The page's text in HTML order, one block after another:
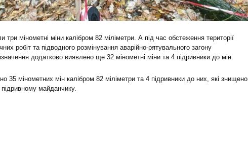
три мінометні міни калібром 82 міліметри. А під час обстеження території
робіт та підводного розмінування аварійно-рятувального загону
додатково виявлено ще 32 мінометні міни та 4 підривники до мін.
35 мінометних мін калібром 82 міліметри та 4 підривники до них, які знищено
майданчику.